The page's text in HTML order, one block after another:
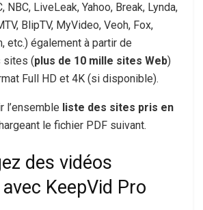
NBC, LiveLeak, Yahoo, Break, Lynda,
BlipTV, MyVideo, Veoh, Fox,
etc.) également à partir de
sites (plus de 10 mille sites Web)
Full HD et 4K (si disponible).
l’ensemble liste des sites pris en
le fichier PDF suivant.
des vidéos
KeepVid Pro